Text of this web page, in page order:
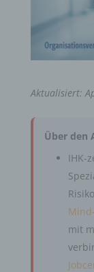
Aktualisiert:
Über den
IHK-
mit